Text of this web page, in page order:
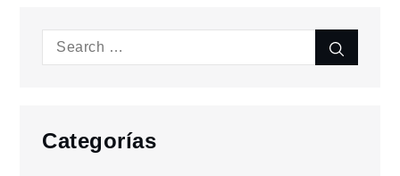
entradas
Search
Categorías